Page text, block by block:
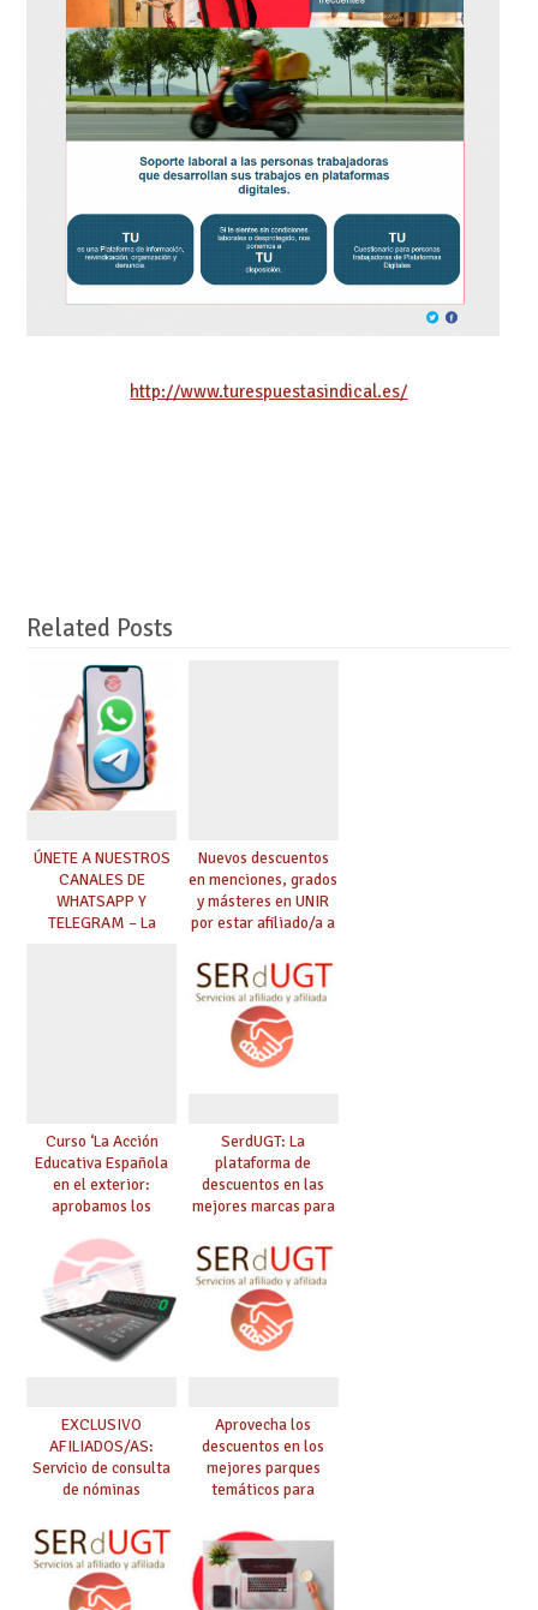
http://www.turespuestasindical.es/
Related Posts
ÚNETE A NUESTROS
CANALES DE
WHATSAPP Y
TELEGRAM – La
Nuevos descuentos
en menciones, grados
y másteres en UNIR
por estar afiliado/a a
Curso ‘La Acción
Educativa Española
en el exterior:
aprobamos los
obtener plaza en el
exterior’
SerdUGT: La
plataforma de
descuentos en las
mejores marcas para
EXCLUSIVO
AFILIADOS/AS:
Servicio de consulta
de nóminas
Aprovecha los
descuentos en los
mejores parques
temáticos para
SERdUGT – (Puy Du
Fou, Disneyland
París, Port Aventura,
Warner…)